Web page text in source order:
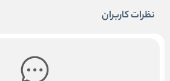
نظرات کاربران